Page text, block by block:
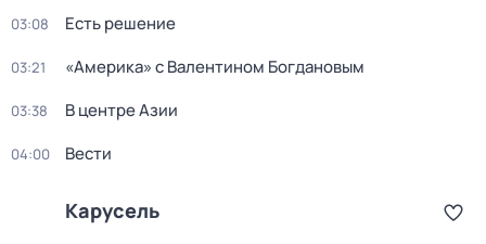
03:08 Есть решение
03:21 «Америка» с Валентином Богдановым
03:38 В центре Азии
04:00 Вести
Карусель